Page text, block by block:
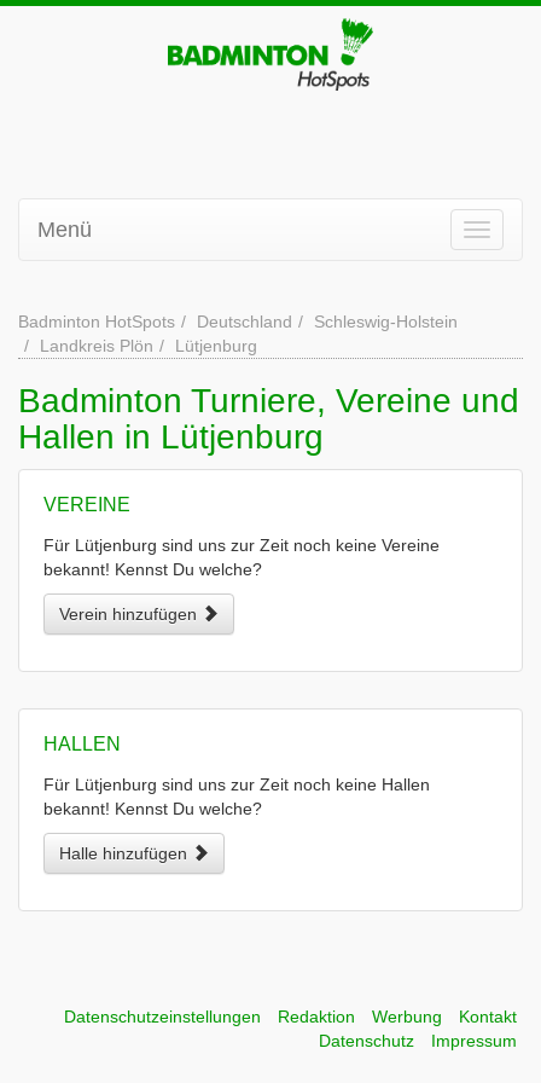
Menü
Badminton HotSpots Deutschland
Schleswig-Holstein
Landkreis Plön
Lütjenburg
Badminton Turniere, Vereine und
Hallen in Lütjenburg
VEREINE
Für Lütjenburg sind uns zur Zeit noch keine Vereine
bekannt! Kennst Du welche?
Verein hinzufügen
HALLEN
Für Lütjenburg sind uns zur Zeit noch keine Hallen
bekannt! Kennst Du welche?
Halle hinzufügen
Datenschutzeinstellungen Redaktion Werbung
Kontakt
Datenschutz
Impressum